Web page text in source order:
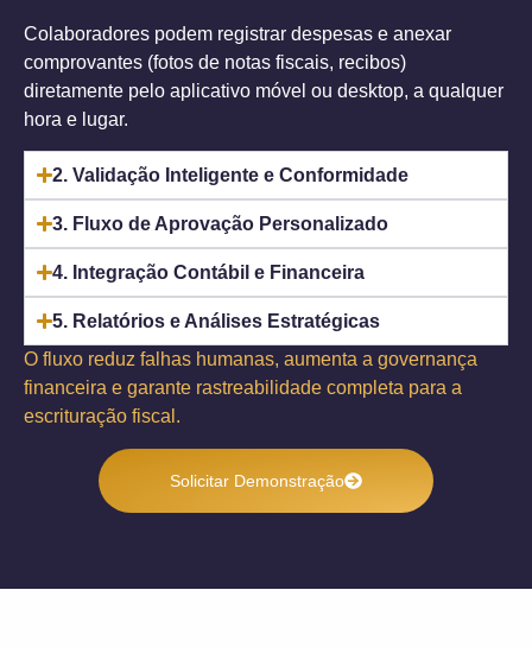
Colaboradores podem registrar despesas e anexar
comprovantes (fotos de notas fiscais, recibos)
diretamente pelo aplicativo móvel ou desktop, a qualquer
hora e lugar.
2. Validação Inteligente e Conformidade
3. Fluxo de Aprovação Personalizado
4. Integração Contábil e Financeira
5. Relatórios e Análises Estratégicas
O fluxo reduz falhas humanas, aumenta a governança
financeira e garante rastreabilidade completa para a
escrituração fiscal.
Solicitar Demonstração